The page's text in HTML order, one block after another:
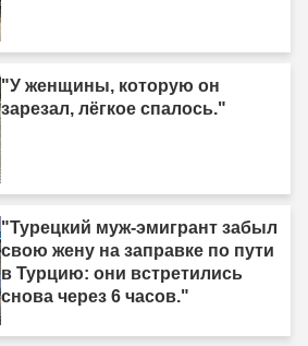
"У женщины, которую он
зарезал, лёгкое спалось."
"Турецкий муж-эмигрант забыл
свою жену на заправке по пути
в Турцию: они встретились
снова через 6 часов."